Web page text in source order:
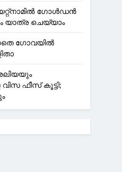
ഗോള്‍ഡന്‍
യാത്ര ചെയ്യാം
ഗോവയില്‍
ഫീസ് കൂട്ടി;